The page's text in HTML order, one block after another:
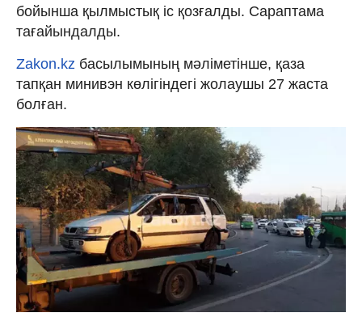
бойынша қылмыстық іс қозғалды. Сараптама
тағайындалды.
Zakon.kz басылымының мәліметінше, қаза
тапқан минивэн көлігіндегі жолаушы 27 жаста
болған.